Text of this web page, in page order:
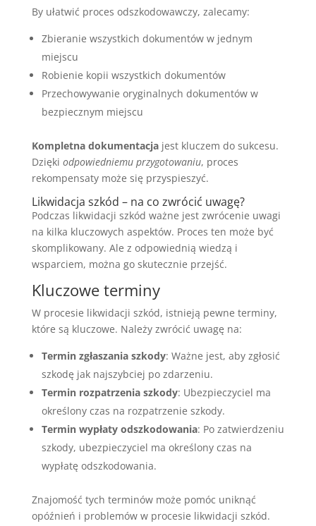
By ułatwić proces odszkodowawczy, zalecamy:
Zbieranie wszystkich dokumentów w jednym
miejscu
Robienie kopii wszystkich dokumentów
Przechowywanie oryginalnych dokumentów w
bezpiecznym miejscu
Kompletna dokumentacjajest kluczem do sukcesu.
Dzięki odpowiedniemu przygotowaniu, proces
rekompensaty może się przyspieszyć.
Likwidacja szkód – na co zwrócić uwagę?
Podczas likwidacji szkód ważne jest zwrócenie uwagi
na kilka kluczowych aspektów. Proces ten może być
skomplikowany. Ale z odpowiednią wiedzą i
wsparciem, można go skutecznie przejść.
Kluczowe terminy
W procesie likwidacji szkód, istnieją pewne terminy,
które są kluczowe. Należy zwrócić uwagę na:
Termin zgłaszania szkody: Ważne jest, aby zgłosić
szkodę jak najszybciej po zdarzeniu.
Termin rozpatrzenia szkody: Ubezpieczyciel ma
określony czas na rozpatrzenie szkody.
Termin wypłaty odszkodowania: Po zatwierdzeniu
szkody, ubezpieczyciel ma określony czas na
wypłatę odszkodowania.
Znajomość tych terminów może pomóc uniknąć
opóźnień i problemów w procesie likwidacji szkód.